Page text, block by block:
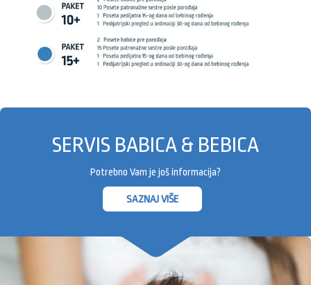
SERVIS BABICA & BEBICA
Potrebno Vam je još informacija?
SAZNAJ VIŠE